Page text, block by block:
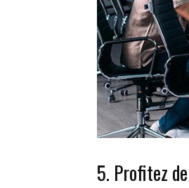
5. Profitez